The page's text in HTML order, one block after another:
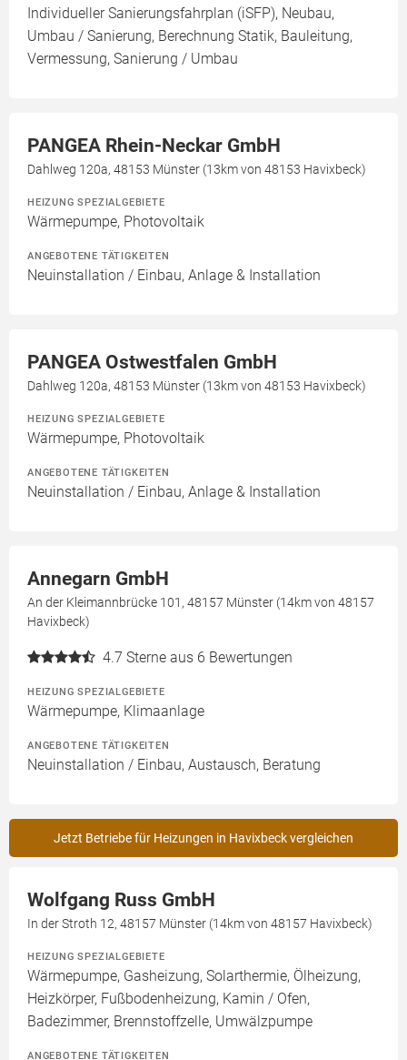
Individueller Sanierungsfahrplan (iSFP), Neubau,
Umbau / Sanierung, Berechnung Statik, Bauleitung,
Vermessung, Sanierung / Umbau
PANGEA Rhein-Neckar GmbH
Dahlweg 120a, 48153 Münster (13km von 48153 Havixbeck)
HEIZUNG SPEZIALGEBIETE
Wärmepumpe, Photovoltaik
ANGEBOTENE TÄTIGKEITEN
Neuinstallation / Einbau, Anlage & Installation
PANGEA Ostwestfalen GmbH
Dahlweg 120a, 48153 Münster (13km von 48153 Havixbeck)
HEIZUNG SPEZIALGEBIETE
Wärmepumpe, Photovoltaik
ANGEBOTENE TÄTIGKEITEN
Neuinstallation / Einbau, Anlage & Installation
Annegarn GmbH
An der Kleimannbrücke 101, 48157 Münster (14km von 48157
Havixbeck)
4.7 Sterne aus 6 Bewertungen
HEIZUNG SPEZIALGEBIETE
Wärmepumpe, Klimaanlage
ANGEBOTENE TÄTIGKEITEN
Neuinstallation / Einbau, Austausch, Beratung
Jetzt Betriebe für Heizungen in Havixbeck vergleichen
Wolfgang Russ GmbH
In der Stroth 12, 48157 Münster (14km von 48157 Havixbeck)
HEIZUNG SPEZIALGEBIETE
Wärmepumpe, Gasheizung, Solarthermie, Ölheizung,
Heizkörper, Fußbodenheizung, Kamin / Ofen,
Badezimmer, Brennstoffzelle, Umwälzpumpe
ANGEBOTENE TÄTIGKEITEN